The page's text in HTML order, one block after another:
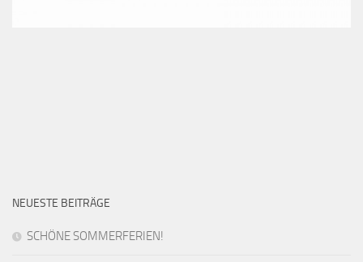
NEUESTE BEITRÄGE
SCHÖNE SOMMERFERIEN!